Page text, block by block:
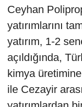
Ceyhan
yatırımlarını
yatırım, 1-2
açıldığında,
kimya
ile Cezayir